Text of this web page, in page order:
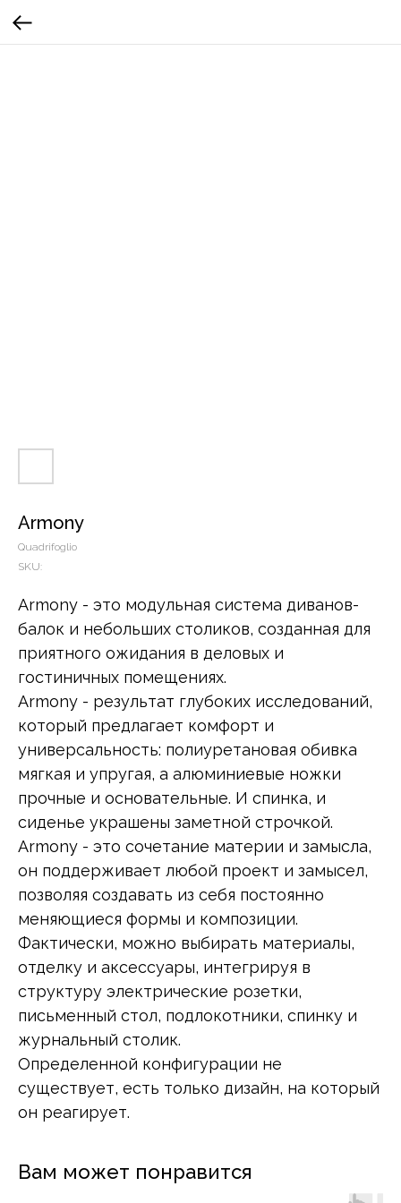
Armony
Quadrifoglio
SKU:
Armony - это модульная система диванов-
балок и небольших столиков, созданная для
приятного ожидания в деловых и
гостиничных помещениях.
Armony - результат глубоких исследований,
который предлагает комфорт и
универсальность: полиуретановая обивка
мягкая и упругая, а алюминиевые ножки
прочные и основательные. И спинка, и
сиденье украшены заметной строчкой.
Armony - это сочетание материи и замысла,
он поддерживает любой проект и замысел,
позволяя создавать из себя постоянно
меняющиеся формы и композиции.
Фактически, можно выбирать материалы,
отделку и аксессуары, интегрируя в
структуру электрические розетки,
письменный стол, подлокотники, спинку и
журнальный столик.
Определенной конфигурации не
существует, есть только дизайн, на который
он реагирует.
Вам может понравится